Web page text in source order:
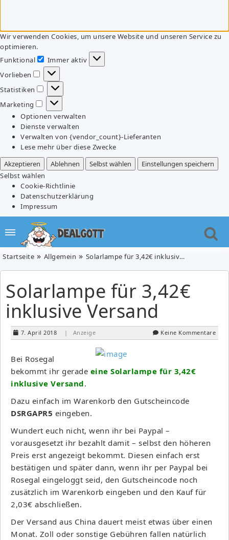
Wir verwenden Cookies, um unsere Website und unseren Service zu
optimieren.
Funktional
Funktional
Immer aktiv
Vorlieben
Vorlieben
Statistiken
Statistiken
Marketing
Marketing
Optionen verwalten
Dienste verwalten
Verwalten von {vendor_count}-Lieferanten
Lese mehr über diese Zwecke
Akzeptieren
Ablehnen Selbst wählen
Einstellungen speichern
Selbst wählen
Cookie-Richtlinie
Datenschutzerklärung
Impressum
Startseite Allgemein Solarlampe für 3,42€ inklusive Versand
Solarlampe für 3,42€
inklusive Versand
7. April 2018 | Anzeige Keine Kommentare
Bei Rosegal
bekommt ihr gerade eine Solarlampe für 3,42€
inklusive Versand.
Dazu einfach im Warenkorb den Gutscheincode
DSRGAPR5 eingeben.
Wundert euch nicht, wenn ihr bei Paypal –
vorausgesetzt ihr bezahlt damit – selbst den höheren
Preis erst angezeigt bekommt. Diesen einfach erst
bestätigen und später dann, wenn ihr per Paypal bei
Rosegal eingeloggt seid, den Gutscheincode noch
zusätzlich im Warenkorb eingeben und den Kauf für
2,03€ abschließen.
Der Versand aus China dauert meist etwas über einen
Monat. Zoll oder sonstige Gebühren fallen natürlich